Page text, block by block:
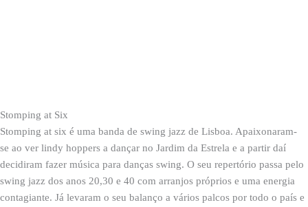
Stomping at Six
Stomping at six é uma banda de swing jazz de Lisboa. Apaixonaram-
se ao ver lindy hoppers a dançar no Jardim da Estrela e a partir daí
decidiram fazer música para danças swing. O seu repertório passa pelo
swing jazz dos anos 20,30 e 40 com arranjos próprios e uma energia
contagiante. Já levaram o seu balanço a vários palcos por todo o país e